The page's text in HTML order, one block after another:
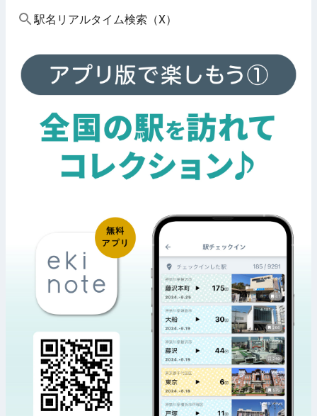
駅名リアルタイム検索（X）